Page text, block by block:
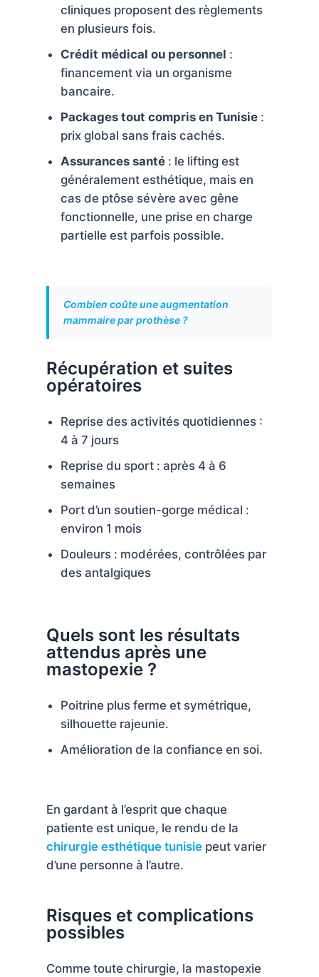
cliniques proposent des règlements
en plusieurs fois.
Crédit médical ou personnel :
financement via un organisme
bancaire.
Packages tout compris en Tunisie:
prix global sans frais cachés.
Assurances santé: le lifting est
généralement esthétique, mais en
cas de ptôse sévère avec gêne
fonctionnelle, une prise en charge
partielle est parfois possible.
Combien coûte une augmentation
mammaire par prothèse ?
Récupération et suites
opératoires
Reprise des activités quotidiennes :
4 à 7 jours
Reprise du sport : après 4 à 6
semaines
Port d’un soutien-gorge médical :
environ 1 mois
Douleurs : modérées, contrôlées par
des antalgiques
Quels sont les résultats
attendus après une
mastopexie ?
Poitrine plus ferme et symétrique,
silhouette rajeunie.
Amélioration de la confiance en soi.
En gardant à l’esprit que chaque
patiente est unique, le rendu de la
chirurgie esthétique tunisiepeut varier
d’une personne à l’autre.
Risques et complications
possibles
Comme toute chirurgie, la mastopexie